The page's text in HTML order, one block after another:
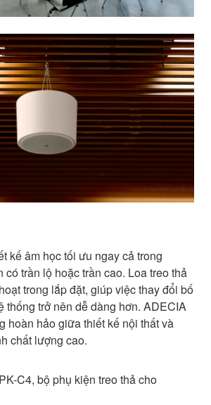
kế âm học tối ưu ngay cả trong
có trần lộ hoặc trần cao. Loa treo thả
trong lắp đặt, giúp việc thay đổi bố
thống trở nên dễ dàng hơn. ADECIA
hoàn hảo giữa thiết kế nội thất và
chất lượng cao.
C4, bộ phụ kiện treo thả cho